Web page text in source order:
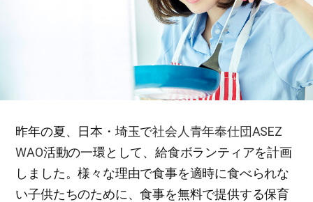
昨年の夏、日本・埼玉で社会人青年奉仕団ASEZ
WAO活動の一環として、給食ボランティアを計画
しました。様々な理由で食事を適時に食べられな
い子供たちのために、食事を無料で提供する保育